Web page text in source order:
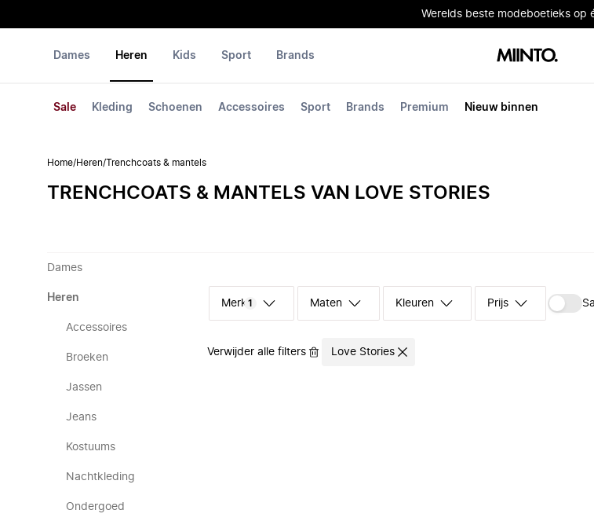
Werelds beste modeboetieks op
Dames Heren
Sale Kleding Schoenen Accessoires Sport Brands Premium Nieuw binnen
Kids Sport Brands
Home/Heren/Trenchcoats & mantels
TRENCHCOATS & MANTELS VAN LOVE STORIES
Dames
Heren
Accessoires
Broeken
Jassen
Jeans
Kostuums
Nachtkleding
Ondergoed
Merk 1 Maten Kleuren Prijs
Verwijder alle filters Love Stories